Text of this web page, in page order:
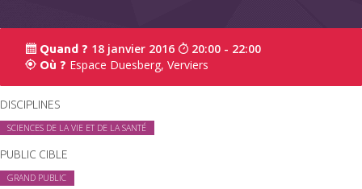
Quand ? 18 janvier 2016 20:00 - 22:00
Où ? Espace Duesberg, Verviers
DISCIPLINES
SCIENCES DE LA VIE ET DE LA SANTÉ
PUBLIC CIBLE
GRAND PUBLIC